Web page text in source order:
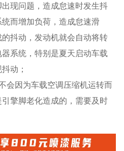
现问题，造成怠速时发生抖
而增加负荷，造成怠速滑
抖动，发动机就会自动将转
系统，特别是夏天启动车载
动；
会因为车载空调压缩机运转而
擎脚老化造成的，需要及时